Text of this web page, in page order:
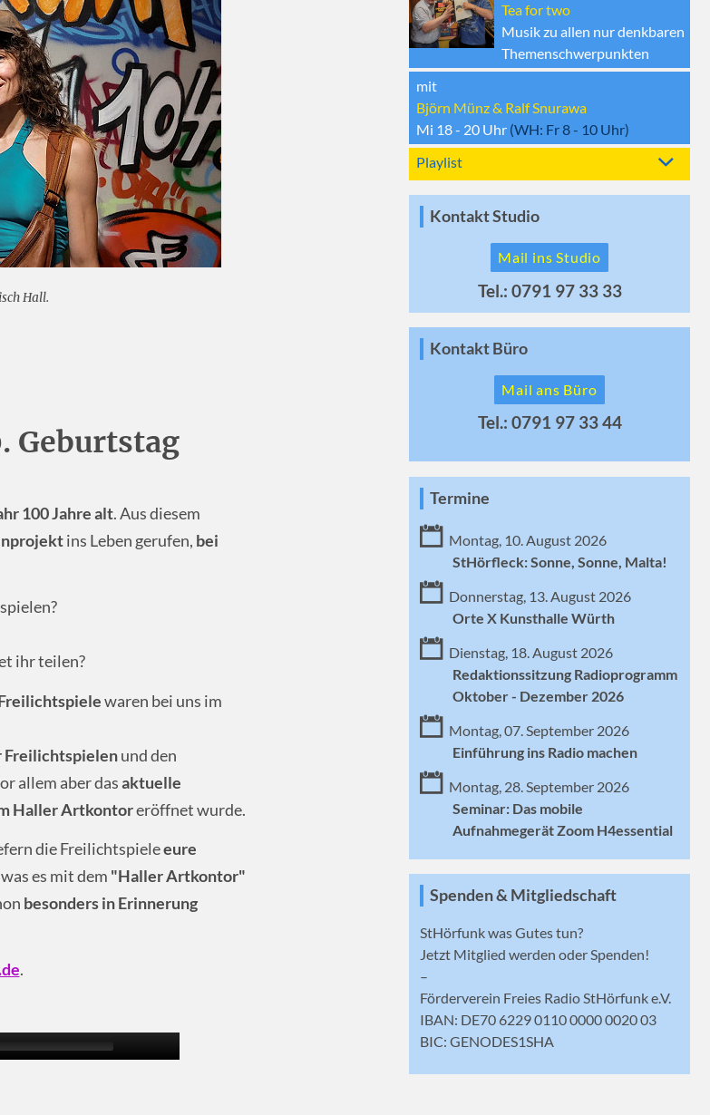
Hall.
Geburtstag
100 Jahre alt. Aus diesem
ins Leben gerufen, bei
ihr teilen?
waren bei uns im
Freilichtspielenund den
allem aber dasaktuelle
Haller Artkontoreröffnet wurde.
die Freilichtspieleeure
es mit dem "Haller Artkontor"
besonders in Erinnerung
.
Tea for two
Musik zu allen nur denkbaren
Themenschwerpunkten
mit
Björn Münz & Ralf Snurawa
Mi 18 - 20 Uhr (WH: Fr 8 - 10 Uhr)
Playlist
Kontakt Studio
Mail ins Studio
Tel.: 0791 97 33 33
Kontakt Büro
Mail ans Büro
Tel.: 0791 97 33 44
Termine
Montag, 10. August 2026
StHörfleck: Sonne, Sonne, Malta!
Donnerstag, 13. August 2026
Orte X Kunsthalle Würth
Dienstag, 18. August 2026
Redaktionssitzung Radioprogramm
Oktober - Dezember 2026
Montag, 07. September 2026
Einführung ins Radio machen
Montag, 28. September 2026
Seminar: Das mobile
Aufnahmegerät Zoom H4essential
Spenden & Mitgliedschaft
StHörfunk was Gutes tun?
Jetzt Mitglied werden oder Spenden!
–
Förderverein Freies Radio StHörfunk e.V.
IBAN: DE70 6229 0110 0000 0020 03
BIC: GENODES1SHA